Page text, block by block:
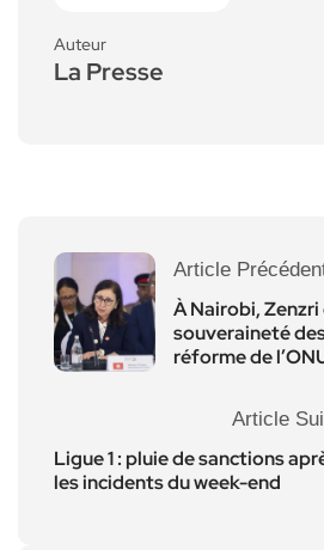
Auteur
La Presse
Article
À Nairobi,
souveraineté
réforme de
Article
Ligue 1 : pluie de sanctions
les incidents du week-end